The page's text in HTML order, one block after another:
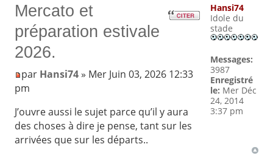
Mercato et
préparation estivale
2026.
par Hansi74» Mer Juin 03, 2026 12:33
pm
J’ouvre aussi le sujet parce qu’il y aura
des choses à dire je pense, tant sur les
arrivées que sur les départs..
Hansi74
Idole du
stade
Messages:
3987
Enregistré
le: Mer Déc
24, 2014
3:37 pm